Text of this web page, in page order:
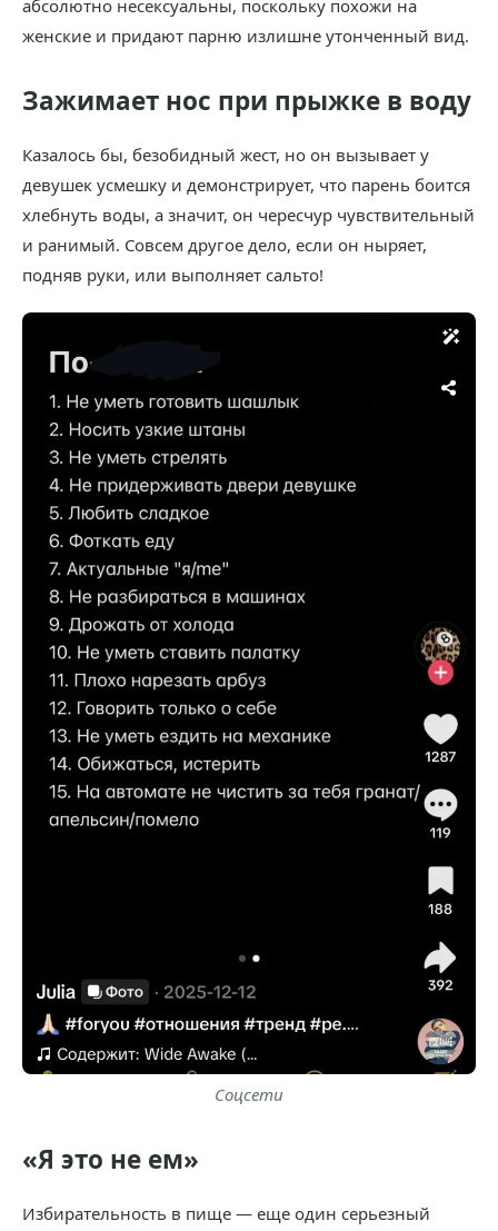
абсолютно несексуальны, поскольку похожи на
женские и придают парню излишне утонченный вид.
Зажимает нос при прыжке в воду
Казалось бы, безобидный жест, но он вызывает у
девушек усмешку и демонстрирует, что парень боится
хлебнуть воды, а значит, он чересчур чувствительный
и ранимый. Совсем другое дело, если он ныряет,
подняв руки, или выполняет сальто!
Соцсети
«Я это не ем»
Избирательность в пище — еще один серьезный